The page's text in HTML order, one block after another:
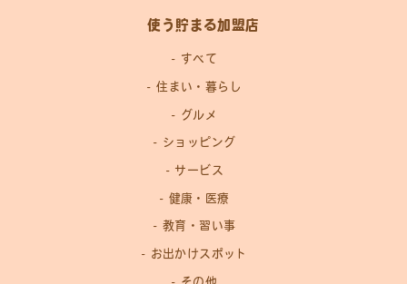
使う貯まる加盟店
すべて
住まい・暮らし
グルメ
ショッピング
サービス
健康・医療
教育・習い事
お出かけスポット
その他